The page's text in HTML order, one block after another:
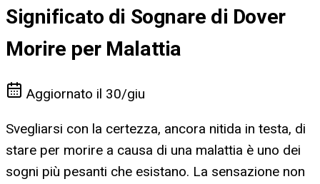
Significato di Sognare di Dover
Morire per Malattia
Aggiornato il 30/giu
Svegliarsi con la certezza, ancora nitida in testa, di
stare per morire a causa di una malattia è uno dei
sogni più pesanti che esistano. La sensazione non